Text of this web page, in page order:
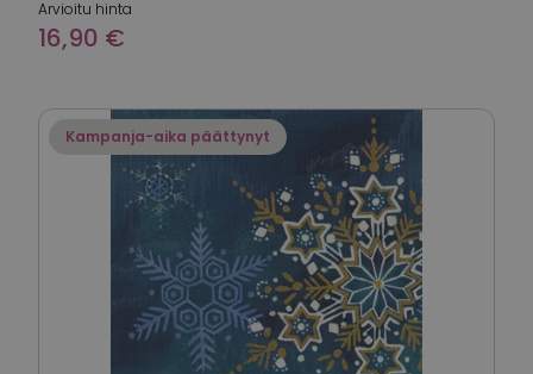
Arvioitu hinta
16,90 €
Kampanja-aika päättynyt